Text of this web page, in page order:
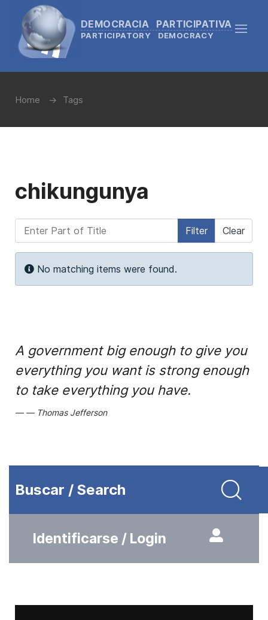
DEMOCRACIA PARTICIPATIVA
PARTICIPATORY DEMOCRACY
Home Tags
chikungunya
Enter Part of Title Filter Clear
Info
No matching items were found.
A government big enough to give you
everything you want is strong enough
to take everything you have.
Thomas Jefferson
Buscar / Search
Identificarse / Login